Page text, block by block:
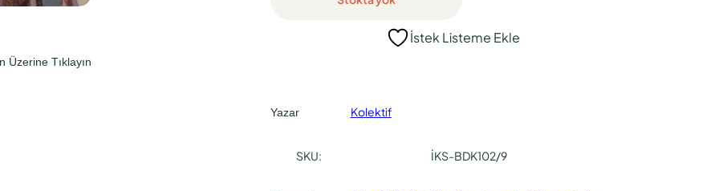
Üzerine Tıklayın
İstek Listeme Ekle
Yazar Kolektif
SKU: İKS-BDK102/9